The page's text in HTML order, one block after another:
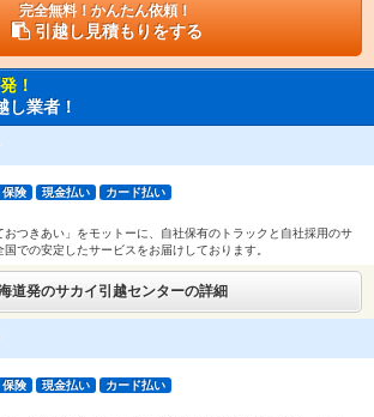
完全無料！かんたん依頼！
引越し見積もりをする
！
し業者！
保険 現金払い カード払い
つきあい」をモットーに、自社保有のトラックと自社採用のサ
での安定したサービスをお届けしております。
道発のサカイ引越センターの詳細
保険 現金払い カード払い